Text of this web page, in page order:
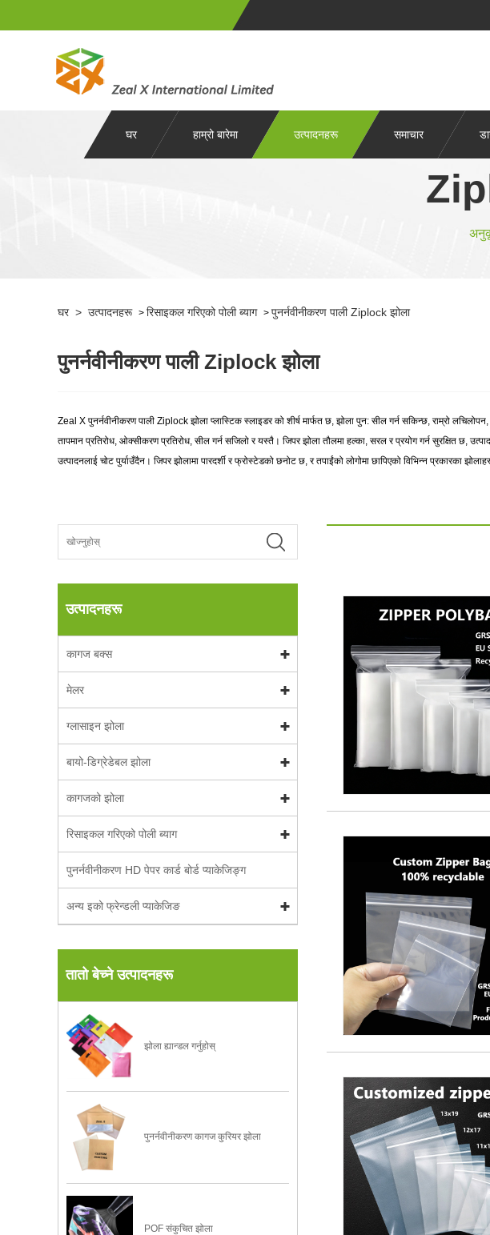
घर हाम्रो बारेमा उत्पादनहरू समाचार
घर > उत्पादनहरू > रिसाइकल गरिएको पोली ब्याग > पुनर्नवीनीकरण पाली Ziplock झोला
पुनर्नवीनीकरण पाली Ziplock झोला
Zeal X पुनर्नवीनीकरण पाली Ziplock झोला प्लास्टिक स्लाइडर को शीर्ष मार्फत छ, झोला पुन: सील गर्न सकिन्छ, राम्रो
तापमान प्रतिरोध, ओक्सीकरण प्रतिरोध, सील गर्न सजिलो र यस्तै। जिपर झोला तौलमा हल्का, सरल र प्रयोग गर्न सुरक्षित छ,
उत्पादनलाई चोट पुर्याउँदैन। जिपर झोलामा पारदर्शी र फ्रोस्टेडको छनोट छ, र तपाईंको लोगोमा छापिएको विभिन्न प्रकारका
उत्पादनहरू
कागज बक्स
मेलर
ग्लासाइन झोला
बायो-डिग्रेडेबल झोला
कागजको झोला
रिसाइकल गरिएको पोली ब्याग
पुनर्नवीनीकरण HD पेपर कार्ड बोर्ड प्याकेजिङ्ग
अन्य इको फ्रेन्डली प्याकेजिङ
तातो बेच्ने उत्पादनहरू
झोला ह्यान्डल गर्नुहोस्
पुनर्नवीनीकरण कागज कुरियर झोला
POF संकुचित झोला